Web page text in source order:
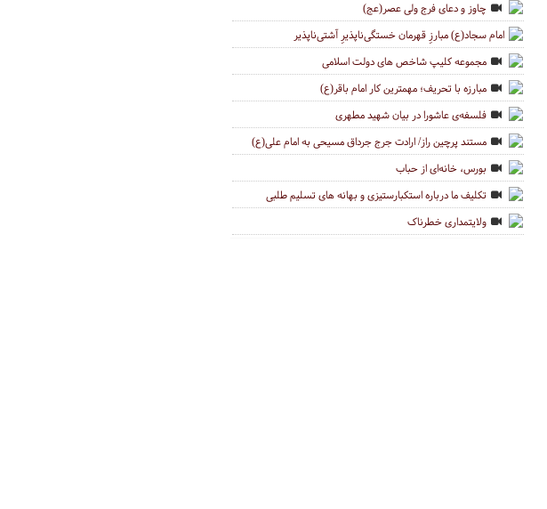
چاوز و دعای فرج ولی عصر(عج)
امام سجاد(ع) مبارزِ قهرمان خستگى‌ناپذیرِ آشتى‌ناپذیر
مجموعه کلیپ شاخص های دولت اسلامی
مبارزه با تحریف؛ مهمترین کار امام باقر(ع)
فلسفه‌ی عاشورا در بیان شهید مطهری
مستند پرچین راز/ ارادت جرج جرداق مسیحی به امام علی(ع)
بورس، خانه‌ای از حباب
تکلیف ما درباره استکبارستیزی و بهانه های تسلیم طلبی
ولایتمداری خطرناک